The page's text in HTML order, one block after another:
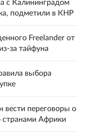
с Калининградом
подметили в КНР
Freelander от
за тайфуна
выбора
вести переговоры о
странами Африки